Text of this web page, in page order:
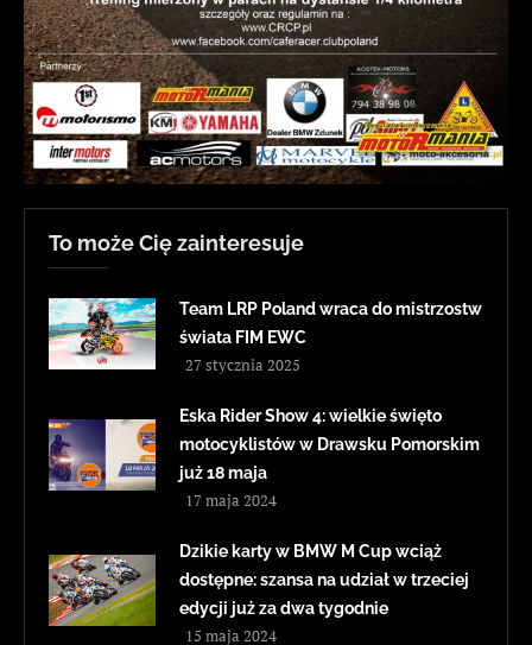
To może Cię zainteresuje
Team LRP Poland wraca do mistrzostw
świata FIM EWC
27 stycznia 2025
Eska Rider Show 4: wielkie święto
motocyklistów w Drawsku Pomorskim
już 18 maja
17 maja 2024
Dzikie karty w BMW M Cup wciąż
dostępne: szansa na udział w trzeciej
edycji już za dwa tygodnie
15 maja 2024